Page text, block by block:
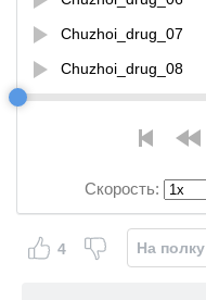
Chuzhoi_drug_07
Chuzhoi_drug_08
Chuzhoi_drug_09
Chuzhoi_drug_10
Chuzhoi_drug_13
Скорость:
4 На полку